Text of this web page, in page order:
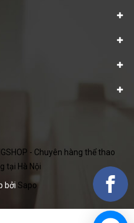
- Chuyên hàng thể thao
tại Hà Nội
bởi Sapo